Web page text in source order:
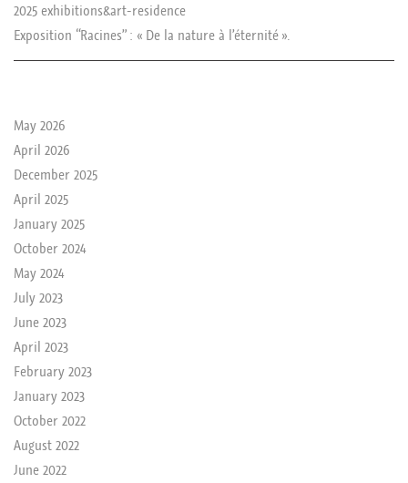
2025 exhibitions&art-residence
Exposition “Racines” : « De la nature à l’éternité ».
May 2026
April 2026
December 2025
April 2025
January 2025
October 2024
May 2024
July 2023
June 2023
April 2023
February 2023
January 2023
October 2022
August 2022
June 2022